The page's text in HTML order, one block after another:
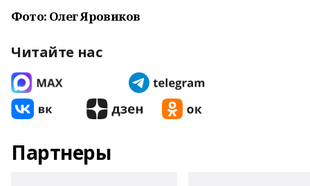
Фото: Олег Яровиков
Читайте нас
Партнеры